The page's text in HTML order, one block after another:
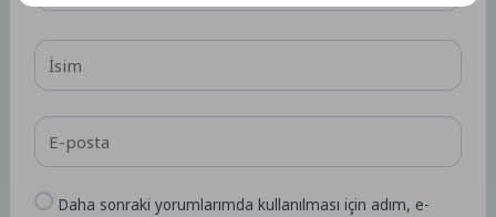
Daha sonraki yorumlarımda kullanılması için adım, e-